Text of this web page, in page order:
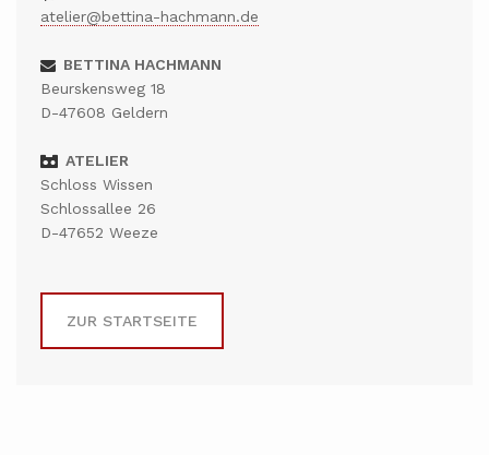
atelier@bettina-hachmann.de
BETTINA HACHMANN
Beurskensweg 18
D-47608 Geldern
ATELIER
Schloss Wissen
Schlossallee 26
D-47652 Weeze
ZUR STARTSEITE